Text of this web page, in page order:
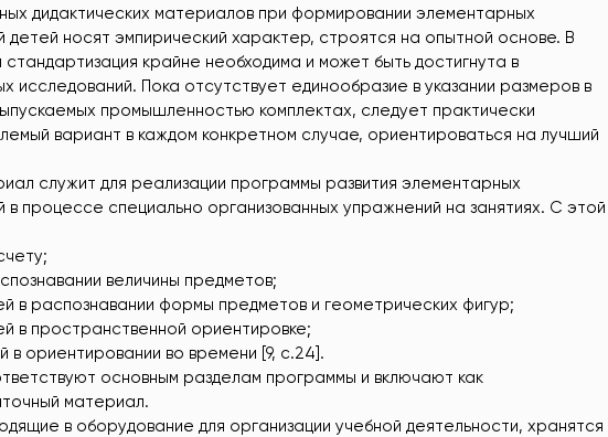
дидактических материалов при формировании элементарных
детей носят эмпирический характер, строятся на опытной основе. В
крайне необходима и может быть достигнута в
исследований. Пока отсутствует единообразие в указании размеров в
промышленностью комплектах, следует практически
вариант в каждом конкретном случае, ориентироваться на лучший
служит для реализации программы развития элементарных
в процессе специально организованных упражнений на занятиях. С этой
величины предметов;
в распознавании формы предметов и геометрических фигур;
в пространственной ориентировке;
в ориентировании во времени [9, с.24].
основным разделам программы и включают как
материал.
в оборудование для организации учебной деятельности, хранятся